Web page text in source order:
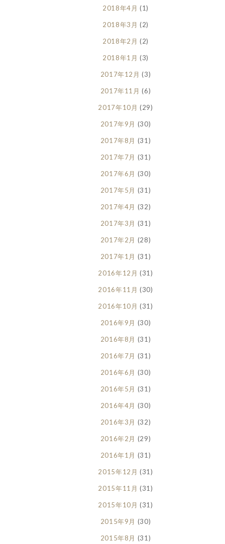
2018年4月 (1)
2018年3月 (2)
2018年2月 (2)
2018年1月 (3)
2017年12月 (3)
2017年11月 (6)
2017年10月 (29)
2017年9月 (30)
2017年8月 (31)
2017年7月 (31)
2017年6月 (30)
2017年5月 (31)
2017年4月 (32)
2017年3月 (31)
2017年2月 (28)
2017年1月 (31)
2016年12月 (31)
2016年11月 (30)
2016年10月 (31)
2016年9月 (30)
2016年8月 (31)
2016年7月 (31)
2016年6月 (30)
2016年5月 (31)
2016年4月 (30)
2016年3月 (32)
2016年2月 (29)
2016年1月 (31)
2015年12月 (31)
2015年11月 (31)
2015年10月 (31)
2015年9月 (30)
2015年8月 (31)